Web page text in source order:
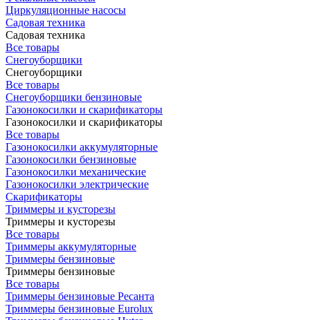
Циркуляционные насосы
Садовая техника
Садовая техника
Все товары
Снегоуборщики
Снегоуборщики
Все товары
Снегоуборщики бензиновые
Газонокосилки и скарификаторы
Газонокосилки и скарификаторы
Все товары
Газонокосилки аккумуляторные
Газонокосилки бензиновые
Газонокосилки механические
Газонокосилки электрические
Скарификаторы
Триммеры и кусторезы
Триммеры и кусторезы
Все товары
Триммеры аккумуляторные
Триммеры бензиновые
Триммеры бензиновые
Все товары
Триммеры бензиновые Ресанта
Триммеры бензиновые Eurolux